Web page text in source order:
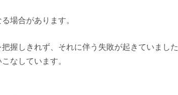
場合があります。
握しきれず、それに伴う失敗が起きていました
なしています。